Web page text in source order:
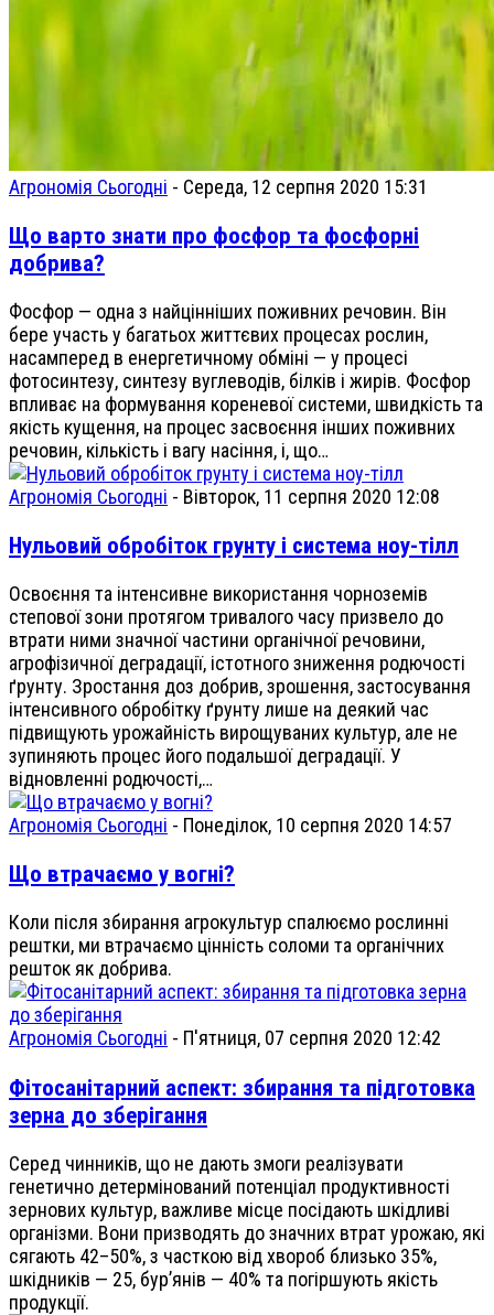
Агрономія Сьогодні - Середа, 12 серпня 2020 15:31
Що варто знати про фосфор та фосфорні
добрива?
Фосфор — одна з найцінніших поживних речовин. Він
бере участь у багатьох життєвих процесах рослин,
насамперед в енергетичному обміні — у процесі
фотосинтезу, синтезу вуглеводів, білків і жирів. Фосфор
впливає на формування кореневої системи, швидкість та
якість кущення, на процес засвоєння інших поживних
речовин, кількість і вагу насіння, і, що…
Агрономія Сьогодні - Вівторок, 11 серпня 2020 12:08
Нульовий обробіток грунту і система ноу-тілл
Освоєння та інтенсивне використання чорноземів
степової зони протягом тривалого часу призвело до
втрати ними значної частини органічної речовини,
агрофізичної деградації, істотного зниження родючості
ґрунту. Зростання доз добрив, зрошення, застосування
інтенсивного обробітку ґрунту лише на деякий час
підвищують урожайність вирощуваних культур, але не
зупиняють процес його подальшої деградації. У
відновленні родючості,…
Агрономія Сьогодні - Понеділок, 10 серпня 2020 14:57
Що втрачаємо у вогні?
Коли після збирання агрокультур спалюємо рослинні
рештки, ми втрачаємо цінність соломи та органічних
решток як добрива.
Агрономія Сьогодні - П'ятниця, 07 серпня 2020 12:42
Фітосанітарний аспект: збирання та підготовка
зерна до зберігання
Серед чинників, що не дають змоги реалізувати
генетично детермінований потенціал продуктивності
зернових культур, важливе місце посідають шкідливі
організми. Вони призводять до значних втрат урожаю, які
сягають 42–50%, з часткою від хвороб близько 35%,
шкідників — 25, бур’янів — 40% та погіршують якість
продукції.